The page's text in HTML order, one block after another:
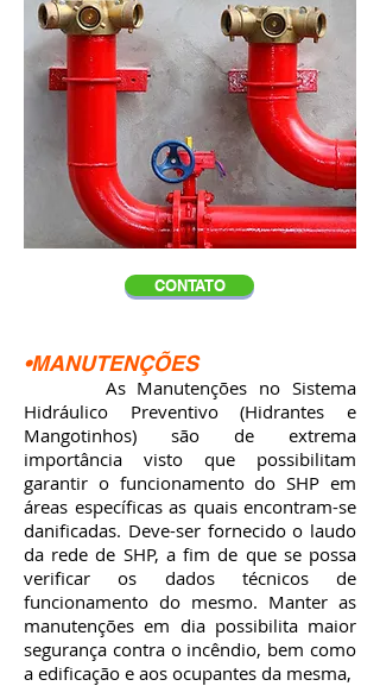
CONTATO
•MANUTENÇÕES
As Manutenções no Sistema
Hidráulico Preventivo (Hidrantes e
Mangotinhos) são de extrema
importância visto que possibilitam
garantir o funcionamento do SHP em
áreas específicas as quais encontram-se
danificadas. Deve-ser fornecido o laudo
da rede de SHP, a fim de que se possa
verificar os dados técnicos de
funcionamento do mesmo. Manter as
manutenções em dia possibilita maior
segurança contra o incêndio, bem como
a edificação e aos ocupantes da mesma,